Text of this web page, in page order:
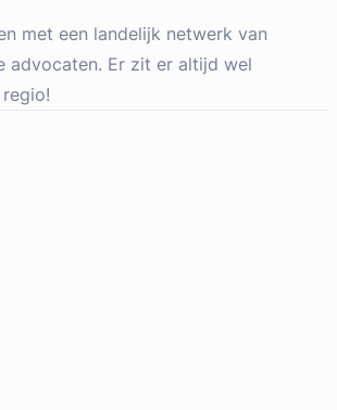
met een landelijk netwerk van
advocaten. Er zit er altijd wel